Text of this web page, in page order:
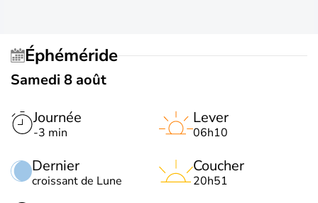
Éphéméride
Samedi 8 août
Journée
-3 min
Dernier
croissant de Lune
Lever
06h10
Coucher
20h51